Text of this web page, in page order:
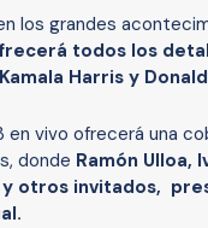
los grandes
todos los
Harris y
en vivo ofrecerá una
donde Ramón Ulloa,
otros invitados,